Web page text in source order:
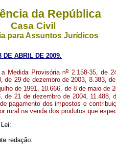
da República
Casa Civil
para Assuntos Jurídicos
DE ABRIL DE 2009.
Medida Provisória no2.158-35, de
de 29 de dezembro de 2003, 8.383,
de 1991, 10.666, de 8 de maio de
de 21 de dezembro de 2004,
pagamento dos impostos e
rural na venda dos produtos que
redação: